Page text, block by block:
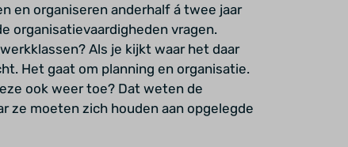
en organiseren anderhalf á twee jaar
organisatievaardigheden vragen.
Als je kijkt waar het daar
Het gaat om planning en organisatie.
ook weer toe? Dat weten de
ze moeten zich houden aan opgelegde